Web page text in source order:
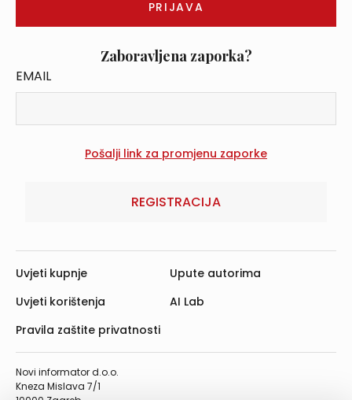
Zaboravljena zaporka?
EMAIL
REGISTRACIJA
Novi informator d.o.o.
Kneza Mislava 7/1
Uvjeti kupnje
Uvjeti korištenja
Pravila zaštite privatnosti
Upute autorima
AI Lab